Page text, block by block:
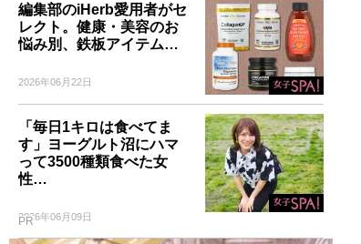
編集部のiHerb愛用者がセ
レクト。健康・美容のお
悩み別、鉄板アイテム…
2026年06月22日
「毎日1キロは食べてま
す」ヨーグルト沼にハマ
って3500種類食べた女
性…
2026年06月09日
PR